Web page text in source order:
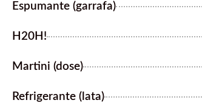
Espumante (garrafa)
H20H!
Martini (dose)
Refrigerante (lata)